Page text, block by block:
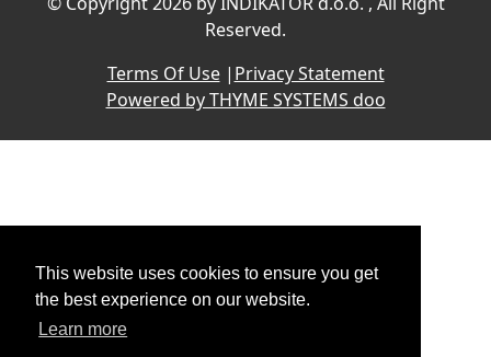
This website uses cookies to ensure you get
the best experience on our website.
Learn more
Reserved.
Terms Of Use| Privacy Statement
Powered by THYME SYSTEMS doo